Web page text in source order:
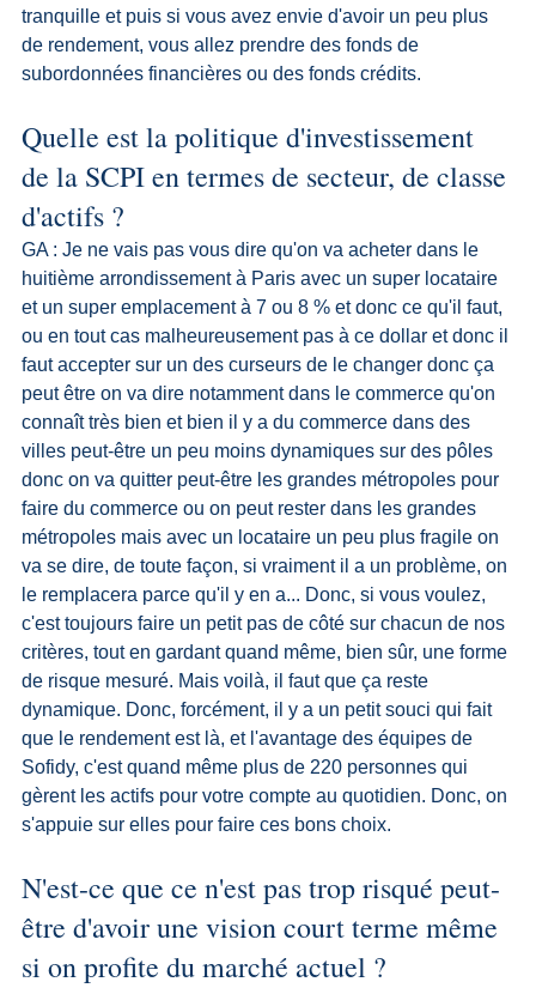
tranquille et puis si vous avez envie d'avoir un peu plus
de rendement, vous allez prendre des fonds de
subordonnées financières ou des fonds crédits.
Quelle est la politique d'investissement
de la SCPI en termes de secteur, de classe
d'actifs ?
GA : Je ne vais pas vous dire qu'on va acheter dans le
huitième arrondissement à Paris avec un super locataire
et un super emplacement à 7 ou 8 % et donc ce qu'il faut,
ou en tout cas malheureusement pas à ce dollar et donc il
faut accepter sur un des curseurs de le changer donc ça
peut être on va dire notamment dans le commerce qu'on
connaît très bien et bien il y a du commerce dans des
villes peut-être un peu moins dynamiques sur des pôles
donc on va quitter peut-être les grandes métropoles pour
faire du commerce ou on peut rester dans les grandes
métropoles mais avec un locataire un peu plus fragile on
va se dire, de toute façon, si vraiment il a un problème, on
le remplacera parce qu'il y en a... Donc, si vous voulez,
c'est toujours faire un petit pas de côté sur chacun de nos
critères, tout en gardant quand même, bien sûr, une forme
de risque mesuré. Mais voilà, il faut que ça reste
dynamique. Donc, forcément, il y a un petit souci qui fait
que le rendement est là, et l'avantage des équipes de
Sofidy, c'est quand même plus de 220 personnes qui
gèrent les actifs pour votre compte au quotidien. Donc, on
s'appuie sur elles pour faire ces bons choix.
N'est-ce que ce n'est pas trop risqué peut-
être d'avoir une vision court terme même
si on profite du marché actuel ?